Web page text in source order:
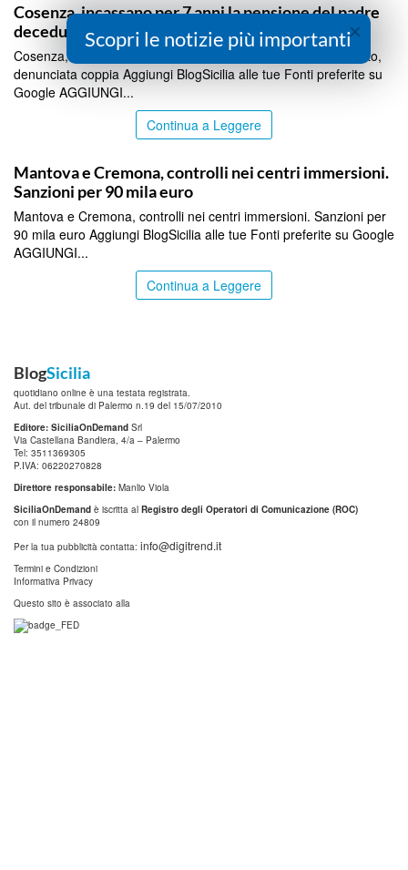
Cosenza, incassano per 7 anni la pensione del padre
deceduto, denunciata coppia
Cosenza, incassano per 7 anni la pensione del padre deceduto,
denunciata coppia Aggiungi BlogSicilia alle tue Fonti preferite su
Google AGGIUNGI...
Continua a Leggere
Mantova e Cremona, controlli nei centri immersioni.
Sanzioni per 90 mila euro
Mantova e Cremona, controlli nei centri immersioni. Sanzioni per
90 mila euro Aggiungi BlogSicilia alle tue Fonti preferite su Google
AGGIUNGI...
Continua a Leggere
BlogSicilia
quotidiano online è una testata registrata.
Aut. del tribunale di Palermo n.19 del 15/07/2010
Editore: SiciliaOnDemand Srl
Via Castellana Bandiera, 4/a – Palermo
Tel: 3511369305
P.IVA: 06220270828
Direttore responsabile: Manlio Viola
SiciliaOnDemand è iscritta al Registro degli Operatori di Comunicazione (ROC)
con il numero 24809
Per la tua pubblicità contatta: info@digitrend.it
Termini e Condizioni
Informativa Privacy
Questo sito è associato alla
×
Scopri le notizie più importanti